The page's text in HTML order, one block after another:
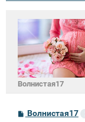
Волнистая17
СВолнистая17